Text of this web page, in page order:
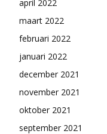
april 2022
maart 2022
februari 2022
januari 2022
december 2021
november 2021
oktober 2021
september 2021